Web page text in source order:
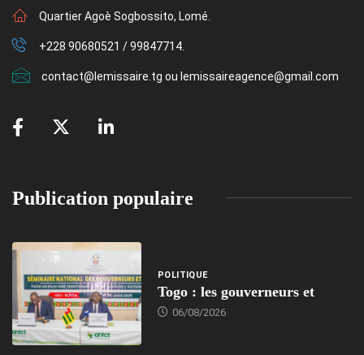
Quartier Agoè Sogbossito, Lomé.
+228 90680521 / 99847714.
contact@lemissaire.tg ou lemissaireagence@gmail.com
Publication populaire
POLITIQUE
Togo : les gouverneurs et
06/08/2026